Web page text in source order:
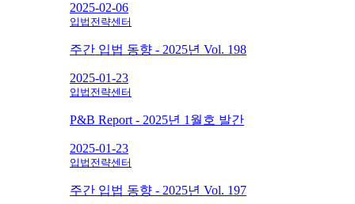
2025-02-06
입법전략센터
주간 입법 동향 - 2025년 Vol. 198
2025-01-23
입법전략센터
P&B Report - 2025년 1월호 발간
2025-01-23
입법전략센터
주간 입법 동향 - 2025년 Vol. 197